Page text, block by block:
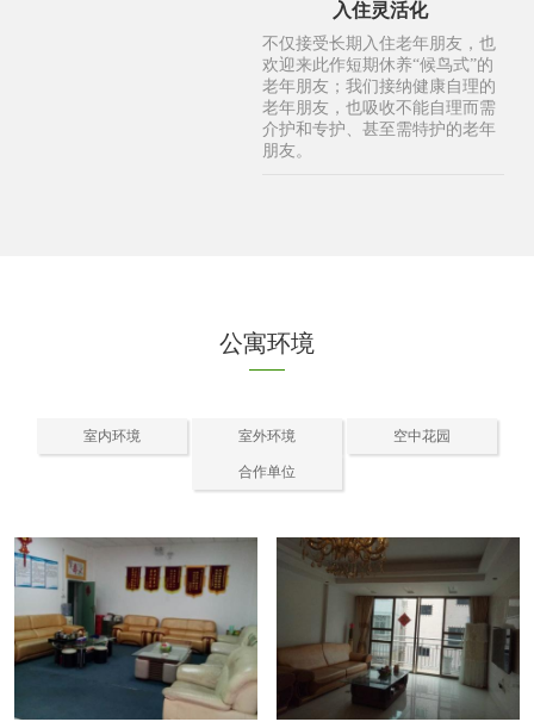
入住灵活化
不仅接受长期入住老年朋友，也
欢迎来此作短期休养“候鸟式”的
老年朋友；我们接纳健康自理的
老年朋友，也吸收不能自理而需
介护和专护、甚至需特护的老年
朋友。
公寓环境
室内环境 室外环境 空中花园
合作单位